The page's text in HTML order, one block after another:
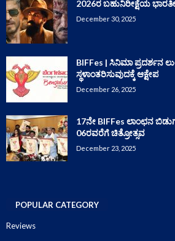
2026ರ ಬಹುನಿರೀಕ್ಷೆಯ
December 30, 2025
BIFFes | ಸಿನಿಮಾ ಪ್ರದರ್ಶನ
ಸ್ಥಳಾಂತರಿಸುವುದಕ್ಕೆ ಆಕ್ಷೇಪ
December 26, 2025
17ನೇ BIFFes ಲಾಂಛನ
06ರವರೆಗೆ ಚಿತ್ರೋತ್ಸವ
December 23, 2025
POPULAR CATEGORY
Reviews